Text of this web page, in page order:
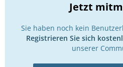
Jetzt
Sie haben noch kein
Registrieren Sie sich
unserer